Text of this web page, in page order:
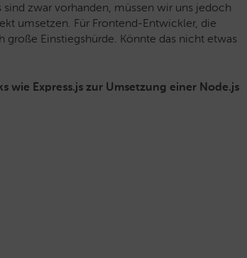
zwar vorhanden, müssen wir uns jedoch
umsetzen. Für Frontend-Entwickler, die
Einstiegshürde. Könnte das nicht etwas
wie Express.js zur Umsetzung einer Node.js